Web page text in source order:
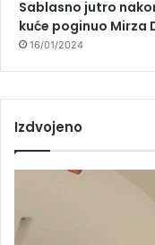
Sablasno jutro
kuće poginuo Mirza
16/01/2024
Izdvojeno